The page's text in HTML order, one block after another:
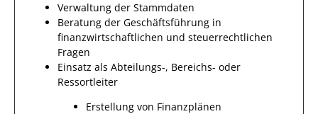
Verwaltung der Stammdaten
Beratung der Geschäftsführung in
finanzwirtschaftlichen und steuerrechtlichen
Fragen
Einsatz als Abteilungs-, Bereichs- oder
Ressortleiter
Erstellung von Finanzplänen